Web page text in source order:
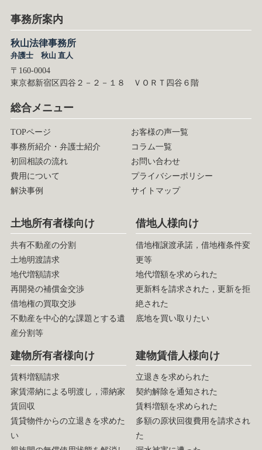
事務所案内
秋山法律事務所
弁護士 秋山 直人
〒160-0004
東京都新宿区四谷２－２－１８ ＶＯＲＴ四谷６階
総合メニュー
TOPページ
事務所紹介・弁護士紹介
初回相談の流れ
費用について
解決事例
お客様の声一覧
コラム一覧
お問い合わせ
プライバシーポリシー
サイトマップ
土地所有者様向け
共有不動産の分割
土地明渡請求
地代増額請求
再開発の補償金交渉
借地権の買取交渉
不動産を中心的な課題とする遺
産分割等
借地人様向け
借地権譲渡承諾，借地権条件変
更等
地代増額を求められた
更新料を請求された，更新を拒
絶された
底地を買い取りたい
建物所有者様向け
賃料増額請求
家賃滞納による明渡し，滞納家
賃回収
賃貸物件からの立退きを求めた
い
建物賃借人様向け
立退きを求められた
契約解除を通知された
賃料増額を求められた
多額の原状回復費用を請求され
た